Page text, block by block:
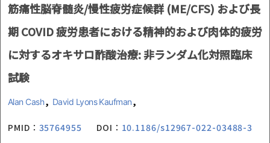
筋痛性脳脊髄炎/慢性疲労症候群 (ME/CFS) および長
期 COVID 疲労患者における精神的および肉体的疲労
に対するオキサロ酢酸治療: 非ランダム化対照臨床
試験
Alan Cash, David Lyons Kaufman,
PMID： 35764955 DOI： 10.1186/s12967-022-03488-3